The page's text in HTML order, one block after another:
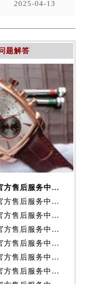
2025-04-13
题解答
1、成都帕玛强尼官方售后服务中心｜地址与24小时服务电话权威信息公示
2、成都帕玛强尼官方售后服务中心｜全新热线及维修地址权威信息公示（20
3、成都帕玛强尼官方售后服务中心｜地址及官方联系电话权威信息公示（20
4、成都帕玛强尼官方售后服务中心｜最新维修地址及官方电话权威信息公
5、成都帕玛强尼官方售后服务中心｜网点地址与售后电话权威信息公示（20
6、成都帕玛强尼官方售后服务中心｜最新地址与客服电话权威信息公示（20
7、成都帕玛强尼官方售后服务中心｜官方电话和网点地址权威信息公示（20